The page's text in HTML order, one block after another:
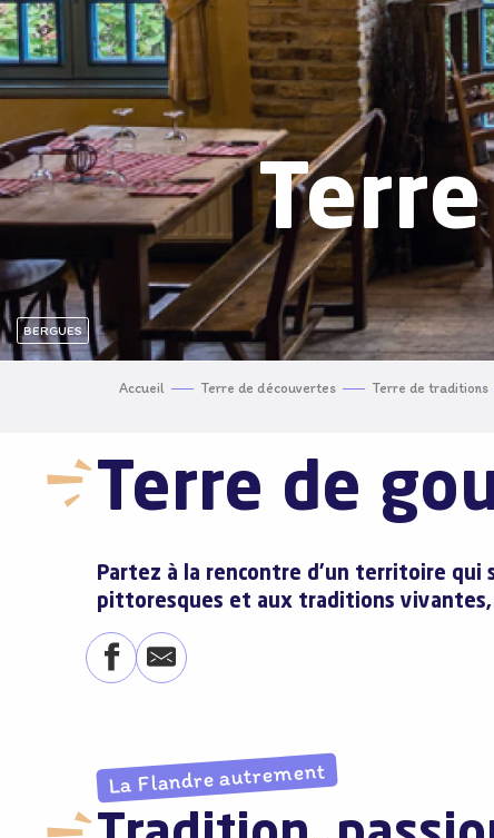
BERGUES
Accueil Terre de découvertes Terre de traditions
Terre de
Partez à la rencontre d’un territoire qui
pittoresques et aux traditions vivantes,
La Flandre autrement